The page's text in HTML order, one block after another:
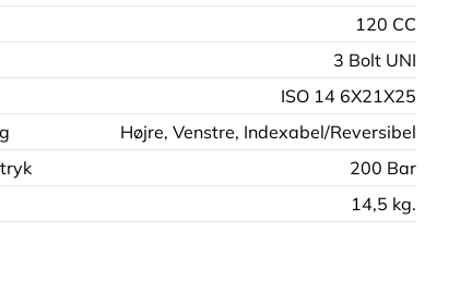
120 CC
3 Bolt UNI
ISO 14 6X21X25
Højre, Venstre, Indexabel/Reversibel
200 Bar
14,5 kg.